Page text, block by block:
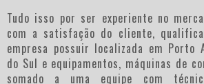
Tudo isso por ser experiente no
com a satisfação do cliente,
empresa possuir localizada em Porto
do Sul e equipamentos, máquinas de
somado a uma equipe com